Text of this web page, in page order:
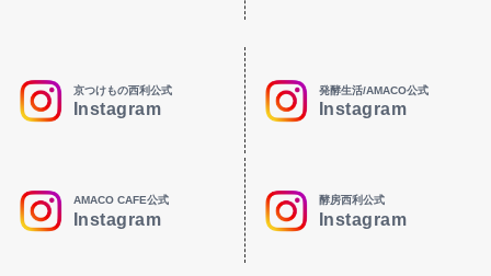
京つけもの西利公式
Instagram
発酵生活/AMACO公式
Instagram
AMACO CAFE公式
Instagram
酵房西利公式
Instagram